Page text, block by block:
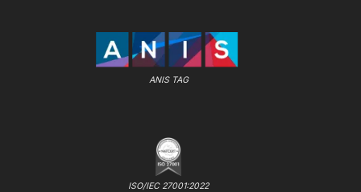
ANIS TAG
ISO/IEC 27001:2022